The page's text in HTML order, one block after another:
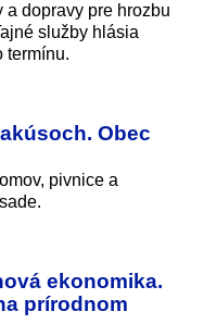
a dopravy pre hrozbu
služby hlásia
termínu.
Obec
pivnice a
ekonomika.
prírodnom